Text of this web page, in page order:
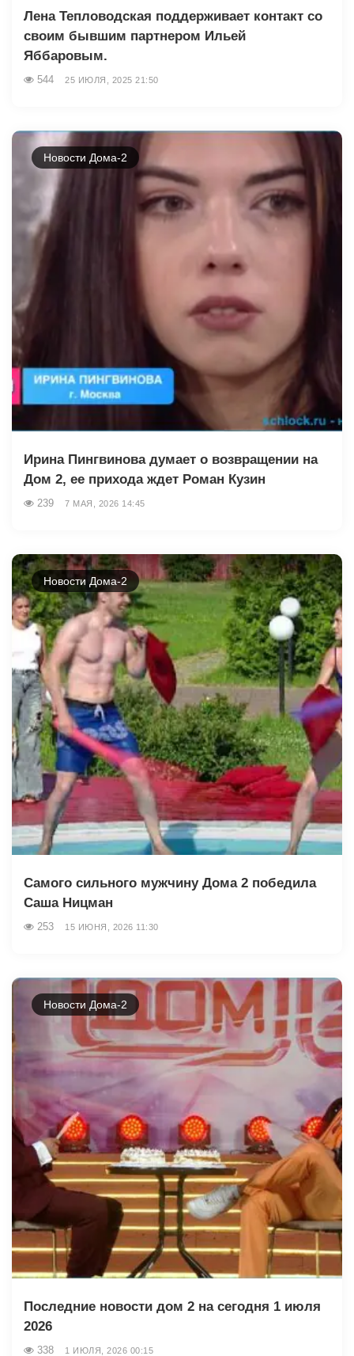
Лена Тепловодская поддерживает контакт со
своим бывшим партнером Ильей
Яббаровым.
544 25 ИЮЛЯ, 2025 21:50
Новости Дома-2
Ирина Пингвинова думает о возвращении на
Дом 2, ее прихода ждет Роман Кузин
239 7 МАЯ, 2026 14:45
Новости Дома-2
Самого сильного мужчину Дома 2 победила
Саша Ницман
253 15 ИЮНЯ, 2026 11:30
Новости Дома-2
Последние новости дом 2 на сегодня 1 июля
2026
338 1 ИЮЛЯ, 2026 00:15